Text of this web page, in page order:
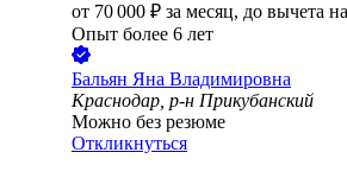
от 70 000 ₽ за месяц, до вычета
Опыт более 6 лет
Бальян Яна Владимировна
Краснодар, р-н Прикубанский
Можно без резюме
Откликнуться